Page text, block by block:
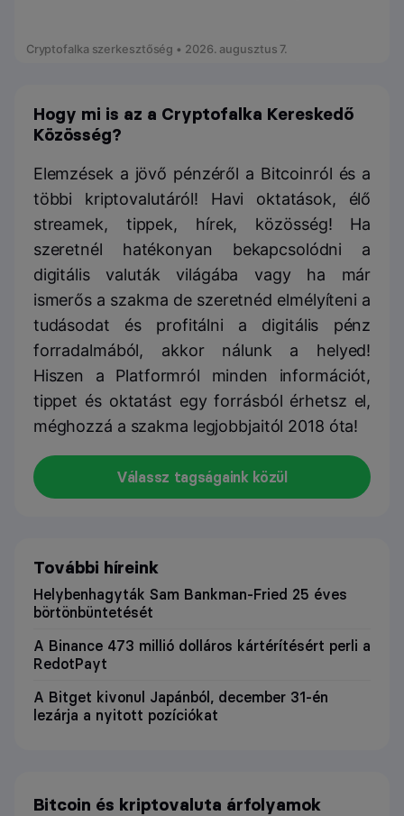
Cryptofalka szerkesztőség • 2026. augusztus 7.
Hogy mi is az a Cryptofalka Kereskedő
Közösség?
Elemzések a jövő pénzéről a Bitcoinról és a
többi kriptovalutáról! Havi oktatások, élő
streamek, tippek, hírek, közösség! Ha
szeretnél hatékonyan bekapcsolódni a
digitális valuták világába vagy ha már
ismerős a szakma de szeretnéd elmélyíteni a
tudásodat és profitálni a digitális pénz
forradalmából, akkor nálunk a helyed!
Hiszen a Platformról minden információt,
tippet és oktatást egy forrásból érhetsz el,
méghozzá a szakma legjobbjaitól 2018 óta!
Válassz tagságaink közül
További híreink
Helybenhagyták Sam Bankman-Fried 25 éves
börtönbüntetését
A Binance 473 millió dolláros kártérítésért perli a
RedotPayt
A Bitget kivonul Japánból, december 31-én
lezárja a nyitott pozíciókat
Bitcoin és kriptovaluta árfolyamok